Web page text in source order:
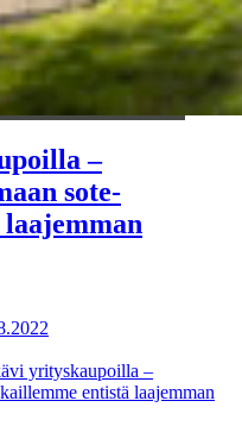
–
sote-
yrityskaupoilla –
entistä laajemman